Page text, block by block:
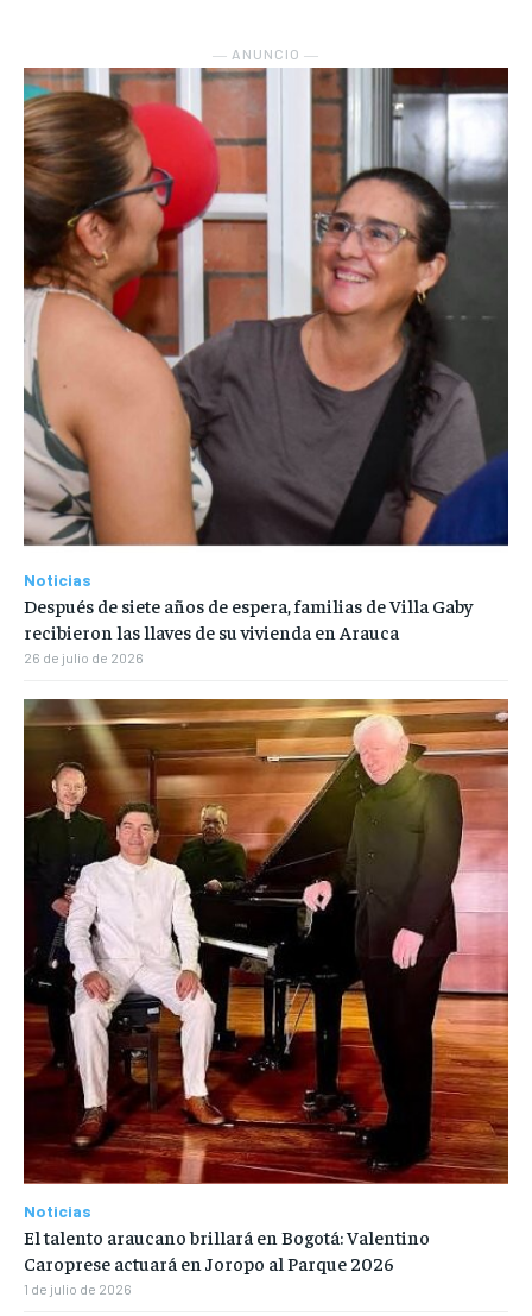
― ANUNCIO ―
Noticias
Después de siete años de espera, familias de Villa Gaby
recibieron las llaves de su vivienda en Arauca
26 de julio de 2026
Noticias
El talento araucano brillará en Bogotá: Valentino
Caroprese actuará en Joropo al Parque 2026
1 de julio de 2026